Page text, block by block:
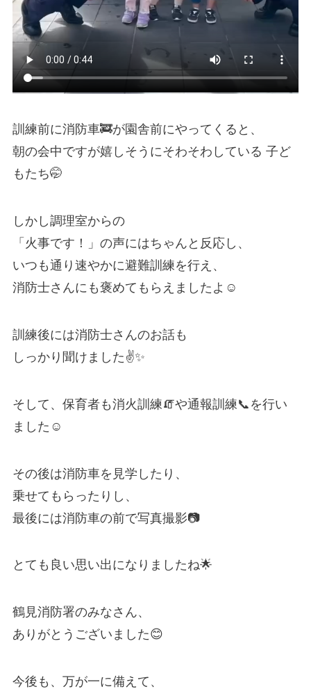
訓練前に消防車🚒が園舎前にやってくると、
朝の会中ですが嬉しそうにそわそわしている 子ど
もたち🤭
しかし調理室からの
「火事です！」の声にはちゃんと反応し、
いつも通り速やかに避難訓練を行え、
消防士さんにも褒めてもらえましたよ☺️
訓練後には消防士さんのお話も
しっかり聞けました✌️✨
そして、保育者も消火訓練🧯や通報訓練📞を行い
ました☺️
その後は消防車を見学したり、
乗せてもらったりし、
最後には消防車の前で写真撮影📷
とても良い思い出になりましたね🌟
鶴見消防署のみなさん、
ありがとうございました😊
今後も、万が一に備えて、